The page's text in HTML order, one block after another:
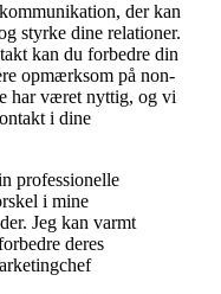
der kan
styrke dine relationer.
kan du forbedre din
opmærksom på non-
har været nyttig, og vi
i dine
professionelle
i mine
Jeg kan varmt
deres